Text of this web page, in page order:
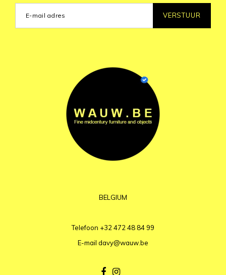
VERSTUUR
BELGIUM
Telefoon +32 472 48 84 99
E-mail davy@wauw.be